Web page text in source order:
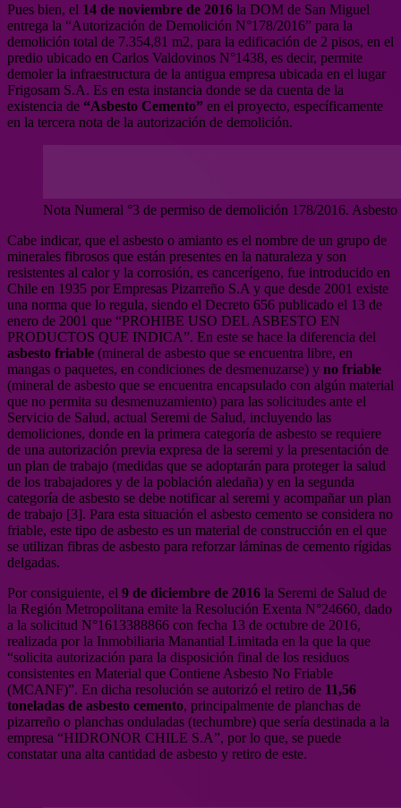
Pues bien, el 14 de noviembre de 2016 la DOM de San Miguel
entrega la “Autorización de Demolición N°178/2016” para la
demolición total de 7.354,81 m2, para la edificación de 2 pisos, en el
predio ubicado en Carlos Valdovinos N°1438, es decir, permite
demoler la infraestructura de la antigua empresa ubicada en el lugar
Frigosam S.A. Es en esta instancia donde se da cuenta de la
existencia de “Asbesto Cemento” en el proyecto, específicamente
en la tercera nota de la autorización de demolición.
Nota Numeral °3 de permiso de demolición 178/2016.
Cabe indicar, que el asbesto o amianto es el nombre de un grupo de
minerales fibrosos que están presentes en la naturaleza y son
resistentes al calor y la corrosión, es cancerígeno, fue introducido en
Chile en 1935 por Empresas Pizarreño S.A y que desde 2001 existe
una norma que lo regula, siendo el Decreto 656 publicado el 13 de
enero de 2001 que “PROHIBE USO DEL ASBESTO EN
PRODUCTOS QUE INDICA”. En este se hace la diferencia del
asbesto friable (mineral de asbesto que se encuentra libre, en
mangas o paquetes, en condiciones de desmenuzarse) y no friable
(mineral de asbesto que se encuentra encapsulado con algún material
que no permita su desmenuzamiento) para las solicitudes ante el
Servicio de Salud, actual Seremi de Salud, incluyendo las
demoliciones, donde en la primera categoría de asbesto se requiere
de una autorización previa expresa de la seremi y la presentación de
un plan de trabajo (medidas que se adoptarán para proteger la salud
de los trabajadores y de la población aledaña) y en la segunda
categoría de asbesto se debe notificar al seremi y acompañar un plan
de trabajo [3]. Para esta situación el asbesto cemento se considera no
friable, este tipo de asbesto es un material de construcción en el que
se utilizan fibras de asbesto para reforzar láminas de cemento rígidas
delgadas.
Por consiguiente, el 9 de diciembre de 2016 la Seremi de Salud de
la Región Metropolitana emite la Resolución Exenta N°24660, dado
a la solicitud N°1613388866 con fecha 13 de octubre de 2016,
realizada por la Inmobiliaria Manantial Limitada en la que la que
“solicita autorización para la disposición final de los residuos
consistentes en Material que Contiene Asbesto No Friable
(MCANF)”. En dicha resolución se autorizó el retiro de 11,56
toneladas de asbesto cemento, principalmente de planchas de
pizarreño o planchas onduladas (techumbre) que sería destinada a la
empresa “HIDRONOR CHILE S.A”, por lo que, se puede
constatar una alta cantidad de asbesto y retiro de este.